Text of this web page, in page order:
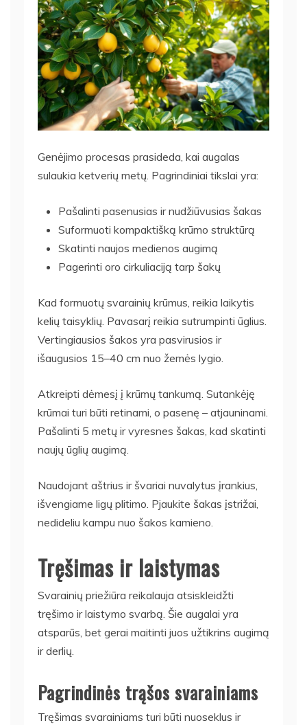
Genėjimo procesas prasideda, kai augalas
sulaukia ketverių metų. Pagrindiniai tikslai yra:
Pašalinti pasenusias ir nudžiūvusias šakas
Suformuoti kompaktišką krūmo struktūrą
Skatinti naujos medienos augimą
Pagerinti oro cirkuliaciją tarp šakų
Kad formuotų svarainių krūmus, reikia laikytis
kelių taisyklių. Pavasarį reikia sutrumpinti ūglius.
Vertingiausios šakos yra pasvirusios ir
išaugusios 15–40 cm nuo žemės lygio.
Atkreipti dėmesį į krūmų tankumą. Sutankėję
krūmai turi būti retinami, o pasenę – atjauninami.
Pašalinti 5 metų ir vyresnes šakas, kad skatinti
naujų ūglių augimą.
Naudojant aštrius ir švariai nuvalytus įrankius,
išvengiame ligų plitimo. Pjaukite šakas įstrižai,
nedideliu kampu nuo šakos kamieno.
Tręšimas ir laistymas
Svarainių priežiūra reikalauja atsiskleidžti
tręšimo ir laistymo svarbą. Šie augalai yra
atsparūs, bet gerai maitinti juos užtikrins augimą
ir derlių.
Pagrindinės trąšos svarainiams
Tręšimas svarainiams turi būti nuoseklus ir